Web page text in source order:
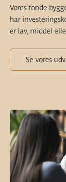
Vores fonde
har
er lav, middel
Se vores